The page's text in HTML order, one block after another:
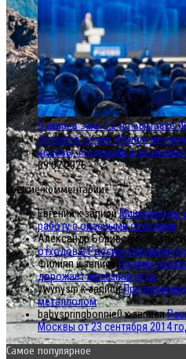
9 июля в зале 3.2 на выставке
состоится сессия «Рынок
вызовы, тенденции и
09.07.2026
Свежие комментарии
Евгенийк записиМинприроды
работу с опасными отходами
Александр Борисович к
отходов в России
Филиппк записи Почему
дорожает железная руда
ywynysipк записи
металлолом
babyspringbonnie0к записи
Москвы от 23 сентября 2014
Самое популярное